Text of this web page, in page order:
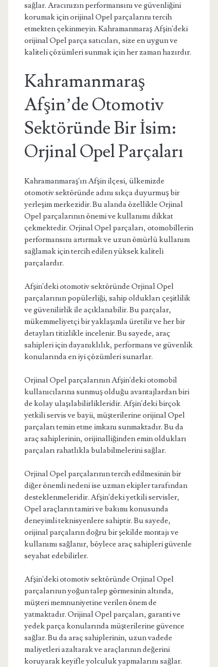
sağlar. Aracınızın performansını ve güvenliğini
korumak için orijinal Opel parçalarını tercih
etmekten çekinmeyin. Kahramanmaraş Afşin'deki
orijinal Opel parça satıcıları, size en uygun ve
kaliteli çözümleri sunmak için her zaman hazırdır.
Kahramanmaraş
Afşin’de Otomotiv
Sektöründe Bir İsim:
Orjinal Opel Parçaları
Kahramanmaraş'ın Afşin ilçesi, ülkemizde
otomotiv sektöründe adını sıkça duyurmuş bir
yerleşim merkezidir. Bu alanda özellikle Orjinal
Opel parçalarının önemi ve kullanımı dikkat
çekmektedir. Orjinal Opel parçaları, otomobillerin
performansını artırmak ve uzun ömürlü kullanım
sağlamak için tercih edilen yüksek kaliteli
parçalardır.
Afşin'deki otomotiv sektöründe Orjinal Opel
parçalarının popülerliği, sahip oldukları çeşitlilik
ve güvenilirlik ile açıklanabilir. Bu parçalar,
mükemmeliyetçi bir yaklaşımla üretilir ve her bir
detayları titizlikle incelenir. Bu sayede, araç
sahipleri için dayanıklılık, performans ve güvenlik
konularında en iyi çözümleri sunarlar.
Orjinal Opel parçalarının Afşin'deki otomobil
kullanıcılarına sunmuş olduğu avantajlardan biri
de kolay ulaşılabilirlikleridir. Afşin'deki birçok
yetkili servis ve bayii, müşterilerine orijinal Opel
parçaları temin etme imkanı sunmaktadır. Bu da
araç sahiplerinin, orijinalliğinden emin oldukları
parçaları rahatlıkla bulabilmelerini sağlar.
Orjinal Opel parçalarının tercih edilmesinin bir
diğer önemli nedeni ise uzman ekipler tarafından
desteklenmeleridir. Afşin'deki yetkili servisler,
Opel araçların tamiri ve bakımı konusunda
deneyimli teknisyenlere sahiptir. Bu sayede,
orijinal parçaların doğru bir şekilde montajı ve
kullanımı sağlanır, böylece araç sahipleri güvenle
seyahat edebilirler.
Afşin'deki otomotiv sektöründe Orjinal Opel
parçalarının yoğun talep görmesinin altında,
müşteri memnuniyetine verilen önem de
yatmaktadır. Orijinal Opel parçaları, garanti ve
yedek parça konularında müşterilerine güvence
sağlar. Bu da araç sahiplerinin, uzun vadede
maliyetleri azaltarak ve araçlarının değerini
koruyarak keyifle yolculuk yapmalarını sağlar.